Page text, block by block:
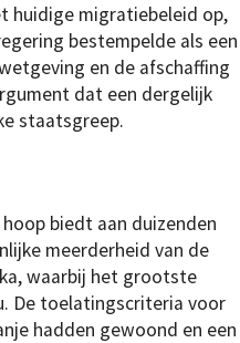
huidige migratiebeleid op,
bestempelde als een
en de afschaffing
dat een dergelijk
staatsgreep.
biedt aan duizenden
meerderheid van de
waarbij het grootste
De toelatingscriteria voor
hadden gewoond en een